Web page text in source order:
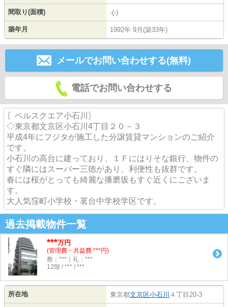
間取り(面積) -(-)
築年月 1992年 9月(築33年)
メールでお問い合わせする(無料)
電話でお問い合わせする
〖ベルスクエア小石川〗
◇東京都文京区小石川4丁目２０－３
平成4年にフジタが施工した分譲賃貸マンションのご紹介
です。
小石川の高台に建っており、１Ｆにはりそな銀行、物件の
すぐ隣にはスーパー三徳があり、利便性も抜群です。
春には桜がとっても綺麗な播磨坂もすぐ近くにございま
す。
大人気窪町小学校・茗台中学校学区です。
過去掲載物件一覧
***万円
(管理費・共益費 ***円)
敷：***｜礼：***
12階 / *** / ***
所在地 東京都文京区小石川 ４丁目20-3